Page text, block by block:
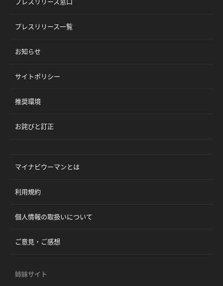
プレスリリース一覧
お知らせ
サイトポリシー
推奨環境
お詫びと訂正
マイナビウーマンとは
利用規約
個人情報の取扱いについて
ご意見・ご感想
姉妹サイト